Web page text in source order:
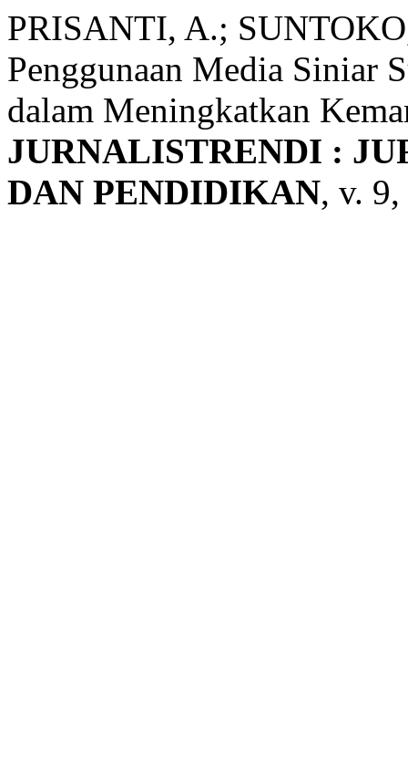
PRISANTI, A.;
Penggunaan Media Siniar
dalam Meningkatkan
JURNALISTRENDI :
DAN PENDIDIKAN, v.